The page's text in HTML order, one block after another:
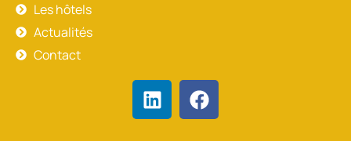
Les hôtels
Actualités
Contact